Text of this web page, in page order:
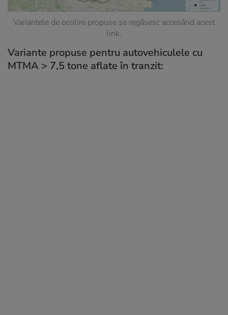
Variantele de ocolire propuse se regăsesc accesând acest
link.
Variante propuse pentru autovehiculele cu
MTMA > 7,5 tone aflate în tranzit: